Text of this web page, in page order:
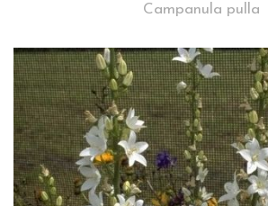
Campanula pulla